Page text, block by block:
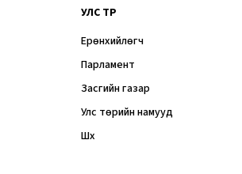
УЛС ТӨР
Ерөнхийлөгч
Парламент
Засгийн газар
Улс төрийн намууд
Шүүх